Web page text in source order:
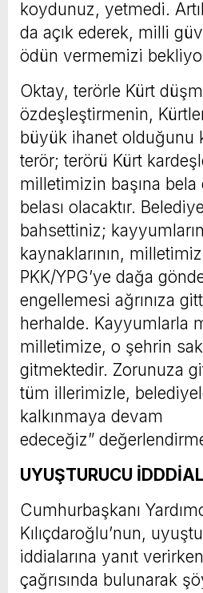
koydunuz, yetmedi.
da açık ederek, milli
ödün vermemizi
Oktay, terörle Kürt
özdeşleştirmenin,
büyük ihanet olduğunu
terör; terörü Kürt
milletimizin başına bela
belası olacaktır.
bahsettiniz;
kaynaklarının,
PKK/YPG’ye dağa
engellemesi ağrınıza
herhalde. Kayyumlarla
milletimize, o şehrin
gitmektedir. Zorunuza
tüm illerimizle,
kalkınmaya devam
edeceğiz”
UYUŞTURUCU
Cumhurbaşkanı
Kılıçdaroğlu’nun,
iddialarına yanıt
çağrısında bulunarak